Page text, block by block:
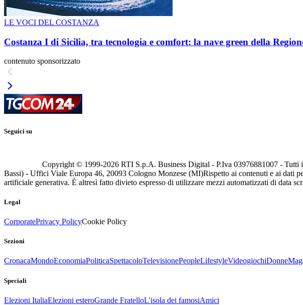
LE VOCI DEL COSTANZA
Costanza I di Sicilia, tra tecnologia e comfort: la nave green della
contenuto sponsorizzato
Seguici su
Copyright © 1999-2026 RTI S.p.A. Business Digital - P.Iva 03976881007 -
Bassi) - Uffici Viale Europa 46, 20093 Cologno Monzese (MI)Rispetto ai contenuti e ai dati
artificiale generativa. È altresì fatto divieto espresso di utilizzare mezzi automatizzati di data
Legal
CorporatePrivacy PolicyCookie Policy
Sezioni
CronacaMondoEconomiaPoliticaSpettacoloTelevisionePeopleLifestyleVideogiochiDonne
Speciali
Elezioni ItaliaElezioni esteroGrande FratelloL'isola dei famosiAmici